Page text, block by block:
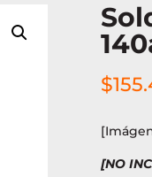
$
[NO